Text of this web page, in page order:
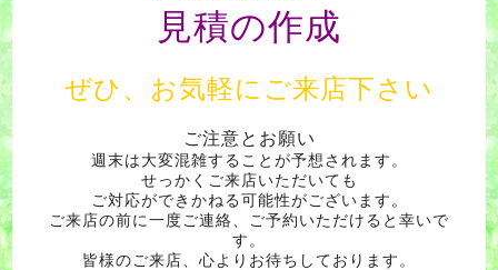
見積の作成
ぜひ、お気軽にご来店下さい
ご注意とお願い
週末は大変混雑することが予想されます。
せっかくご来店いただいても
ご対応ができかねる可能性がございます。
ご来店の前に一度ご連絡、ご予約いただけると幸いで
す。
皆様のご来店、心よりお待ちしております。